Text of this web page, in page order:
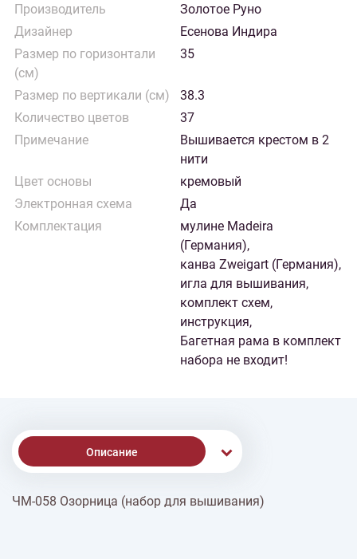
Производитель
Золотое Руно
Дизайнер
Есенова Индира
Размер по горизонтали
(см)
35
Размер по вертикали (см)
38.3
Количество цветов
37
Примечание
Вышивается крестом в 2
нити
Цвет основы
кремовый
Электронная схема
Да
Комплектация
мулине Madeira
(Германия),
канва Zweigart (Германия),
игла для вышивания,
комплект схем,
инструкция,
Багетная рама в комплект
набора не входит!
Описание
Доставка
ЧМ-058 Озорница (набор для вышивания)